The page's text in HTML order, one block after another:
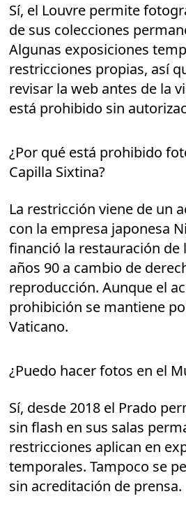
Sí, el Louvre permite
de sus colecciones
Algunas exposiciones
restricciones propias, así
revisar la web antes de la
está prohibido sin
¿Por qué está prohibido
Capilla Sixtina?
La restricción viene de un
con la empresa japonesa
financió la restauración de
años 90 a cambio de
reproducción. Aunque el
prohibición se mantiene
Vaticano.
¿Puedo hacer fotos en el
Sí, desde 2018 el Prado
sin flash en sus salas
restricciones aplican en
temporales. Tampoco se
sin acreditación de prensa.